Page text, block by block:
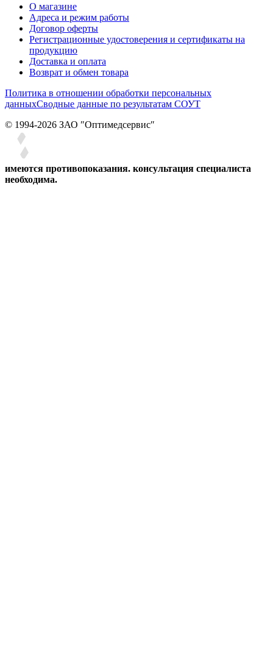
О магазине
Адреса и режим работы
Договор оферты
Регистрационные удостоверения и сертификаты на
продукцию
Доставка и оплата
Возврат и обмен товара
Политика в отношении обработки персональных
данныхСводные данные по результатам СОУТ
© 1994-2026 ЗАО ″Оптимедсервис″
имеются противопоказания. консультация специалиста
необходима.